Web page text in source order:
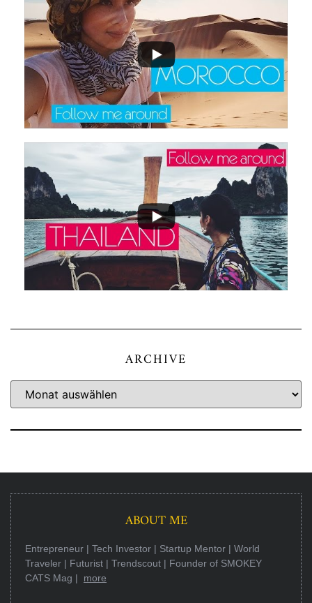
ARCHIVE
ABOUT ME
Entrepreneur | Tech Investor | Startup Mentor | World
Traveler | Futurist | Trendscout | Founder of SMOKEY
CATS Mag | more